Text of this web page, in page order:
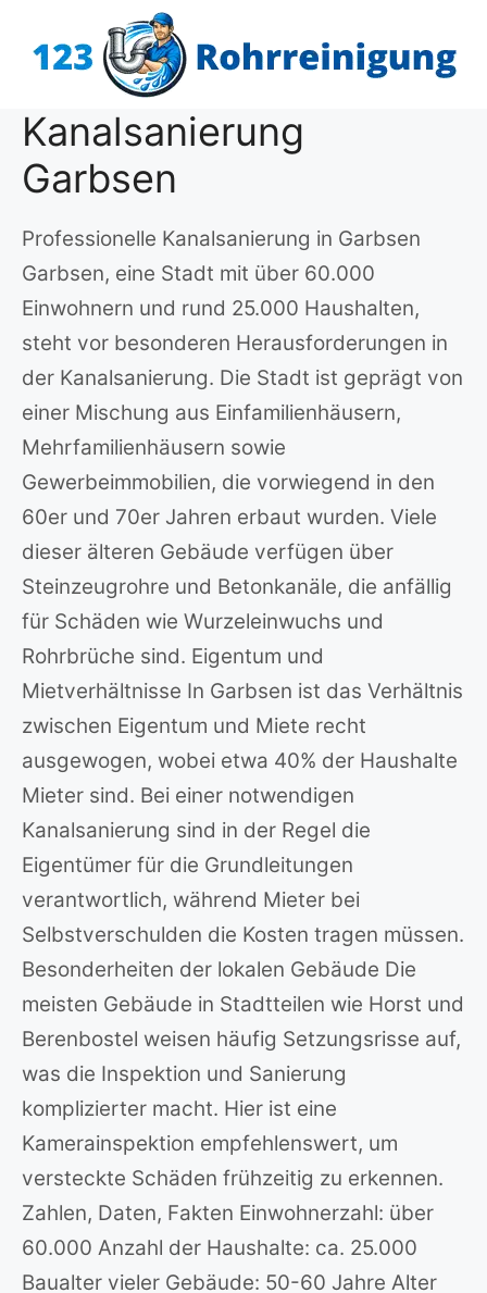
Inhalt
Kanalsanierung
Garbsen
Professionelle Kanalsanierung in Garbsen
Garbsen, eine Stadt mit über 60.000
Einwohnern und rund 25.000 Haushalten,
steht vor besonderen Herausforderungen in
der Kanalsanierung. Die Stadt ist geprägt von
einer Mischung aus Einfamilienhäusern,
Mehrfamilienhäusern sowie
Gewerbeimmobilien, die vorwiegend in den
60er und 70er Jahren erbaut wurden. Viele
dieser älteren Gebäude verfügen über
Steinzeugrohre und Betonkanäle, die anfällig
für Schäden wie Wurzeleinwuchs und
Rohrbrüche sind. Eigentum und
Mietverhältnisse In Garbsen ist das Verhältnis
zwischen Eigentum und Miete recht
ausgewogen, wobei etwa 40% der Haushalte
Mieter sind. Bei einer notwendigen
Kanalsanierung sind in der Regel die
Eigentümer für die Grundleitungen
verantwortlich, während Mieter bei
Selbstverschulden die Kosten tragen müssen.
Besonderheiten der lokalen Gebäude Die
meisten Gebäude in Stadtteilen wie Horst und
Berenbostel weisen häufig Setzungsrisse auf,
was die Inspektion und Sanierung
komplizierter macht. Hier ist eine
Kamerainspektion empfehlenswert, um
versteckte Schäden frühzeitig zu erkennen.
Zahlen, Daten, Fakten Einwohnerzahl: über
60.000 Anzahl der Haushalte: ca. 25.000
Baualter vieler Gebäude: 50-60 Jahre Alter